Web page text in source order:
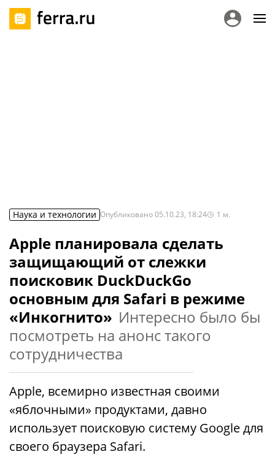
Наука и технологии Опубликовано05.10.23, 18:24 1 м.
Apple планировала сделать
защищающий от слежки
поисковик DuckDuckGo
основным для Safari в режиме
«Инкогнито» Интересно было бы
посмотреть на анонс такого
сотрудничества
Apple, всемирно известная своими
«яблочными» продуктами, давно
использует поисковую систему Google для
своего браузера Safari.